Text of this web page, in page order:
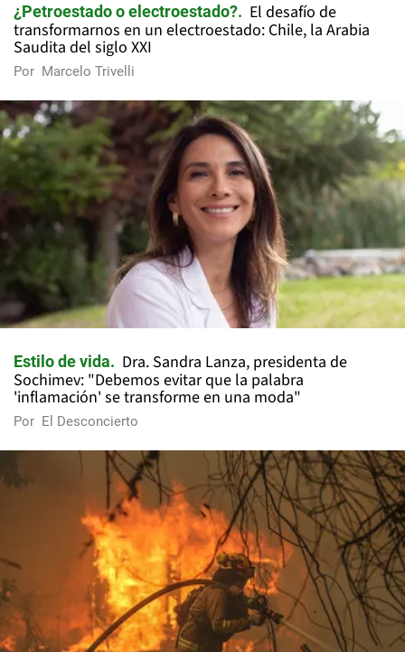
¿Petroestado o electroestado?
El desafío de
transformarnos en un electroestado: Chile, la Arabia
Saudita del siglo XXI
Por Marcelo Trivelli
Estilo de vida
Dra. Sandra Lanza, presidenta de
Sochimev: "Debemos evitar que la palabra
'inflamación' se transforme en una moda"
Por El Desconcierto